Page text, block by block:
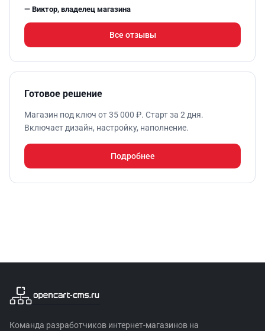
— Виктор, владелец магазина
Все отзывы
Готовое решение
Магазин под ключ от 35 000 ₽. Старт за 2 дня.
Включает дизайн, настройку, наполнение.
Подробнее
Команда разработчиков интернет-магазинов на